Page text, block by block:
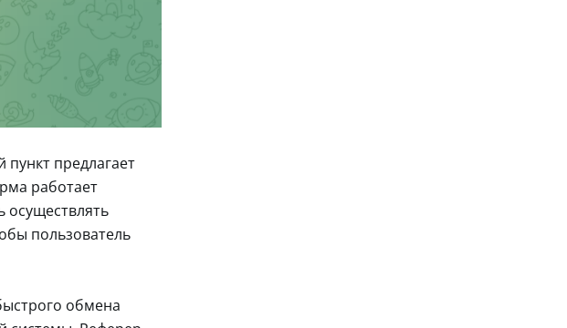
предлагает
работает
осуществлять
пользователь
обмена